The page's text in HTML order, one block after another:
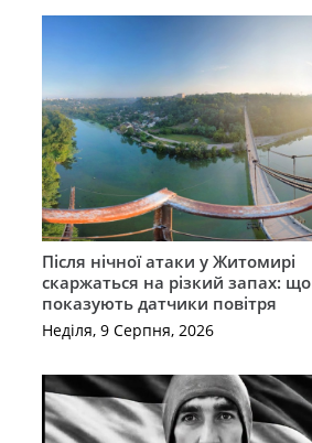
Після нічної атаки у Житомирі
скаржаться на різкий запах: що
показують датчики повітря
Неділя, 9 Серпня, 2026